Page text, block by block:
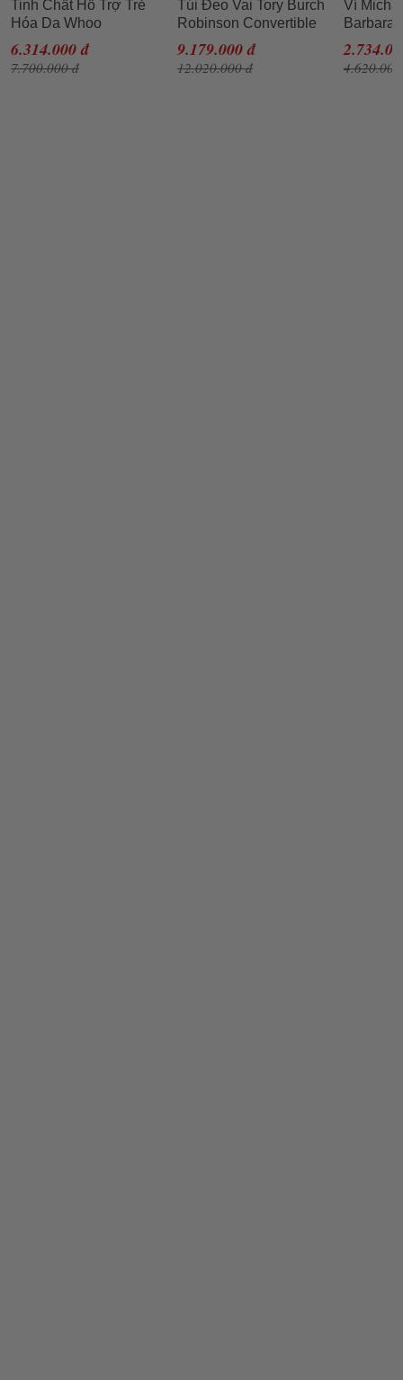
Tinh Chất Hỗ Trợ Trẻ
Hóa Da Whoo
Cheonyuldan
Regenerating Essence
6.314.000 đ
7.700.000 đ
Túi Đeo Vai Tory Burch
Robinson Convertible
Shoulder Bag- Tramonto
Cho Nữ
9.179.000 đ
12.020.000 đ
Ví
Barbara
Metallic
Rose